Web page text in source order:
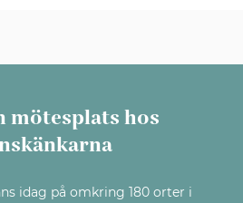
mötesplats hos
idag på omkring 180 orter i